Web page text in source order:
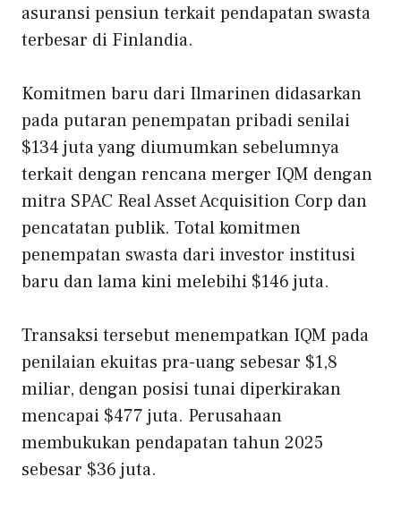
asuransi pensiun terkait pendapatan swasta
terbesar di Finlandia.
Komitmen baru dari Ilmarinen didasarkan
pada putaran penempatan pribadi senilai
$134 juta yang diumumkan sebelumnya
terkait dengan rencana merger IQM dengan
mitra SPAC Real Asset Acquisition Corp dan
pencatatan publik. Total komitmen
penempatan swasta dari investor institusi
baru dan lama kini melebihi $146 juta.
Transaksi tersebut menempatkan IQM pada
penilaian ekuitas pra-uang sebesar $1,8
miliar, dengan posisi tunai diperkirakan
mencapai $477 juta. Perusahaan
membukukan pendapatan tahun 2025
sebesar $36 juta.